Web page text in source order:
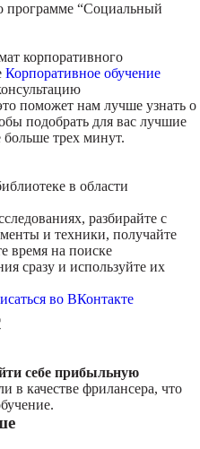
программе “Социальный
корпоративного
Корпоративное обучение
поможет нам лучше узнать о
подобрать для вас лучшие
больше трех минут.
в области
разбирайте с
и техники, получайте
время на поиске
сразу и используйте их
во ВКонтакте
себе прибыльную
в качестве фрилансера, что